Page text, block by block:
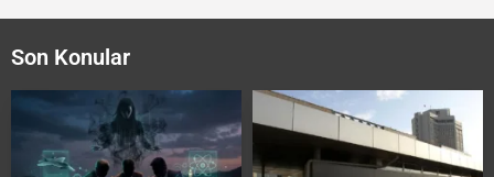
Son Konular